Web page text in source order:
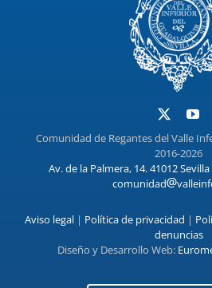
Comunidad de Regantes del Valle
2016-2026
Av. de la Palmera, 14. 41012 Sevilla
comunidad
Aviso legal| Política de privacidad |
denuncias
Diseño y Desarrollo Web: